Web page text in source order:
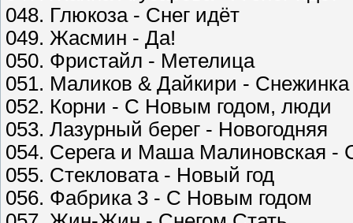
048. Глюкоза - Снег идёт
049. Жасмин - Да!
050. Фристайл - Метелица
051. Маликов & Дайкири - Снежинка
052. Корни - С Новым годом, люди
053. Лазурный берег - Новогодняя
054. Серега и Маша Малиновская
055. Стекловата - Новый год
056. Фабрика 3 - С Новым годом